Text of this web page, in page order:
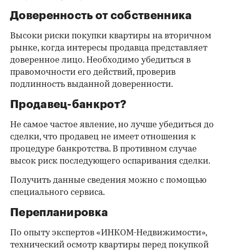
Доверенность от собственника
Высоки риски покупки квартиры на вторичном
рынке, когда интересы продавца представляет
доверенное лицо. Необходимо убедиться в
правомочности его действий, проверив
подлинность выданной доверенности.
Продавец-банкрот?
Не самое частое явление, но лучше убедиться до
сделки, что продавец не имеет отношения к
процедуре банкротства. В противном случае
высок риск последующего оспаривания сделки.
Получить данные сведения можно с помощью
специального сервиса.
Перепланировка
По опыту экспертов «ИНКОМ-Недвижимости»,
технический осмотр квартиры перед покупкой